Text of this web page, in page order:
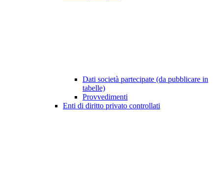
Dati società partecipate (da pubblicare in
tabelle)
Provvedimenti
Enti di diritto privato controllati